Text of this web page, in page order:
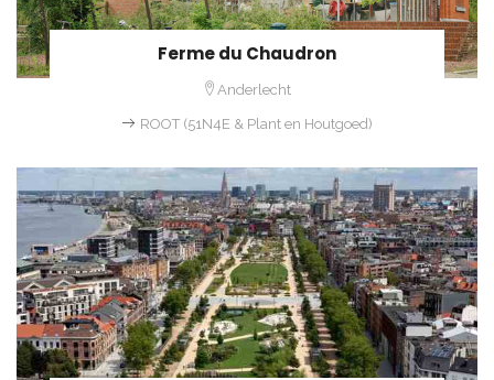
Ferme du Chaudron
Anderlecht
ROOT (51N4E & Plant en Houtgoed)